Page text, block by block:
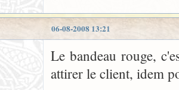
06-08-2008 13:21
Le bandeau rouge,
attirer le client, idem